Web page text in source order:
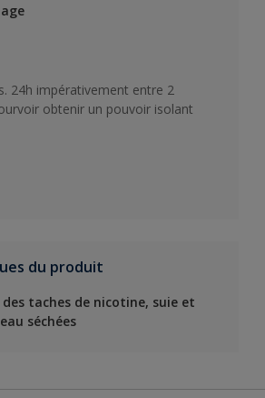
24h impérativement entre 2
obtenir un pouvoir isolant
du produit
taches de nicotine, suie et
séchées